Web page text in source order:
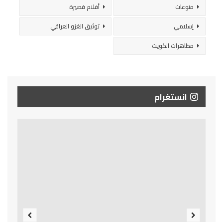
منوعات
أفلام قصيرة
إسلامي
توثيق الغزو العراقي
مظاهرات الكويت
انستغرام